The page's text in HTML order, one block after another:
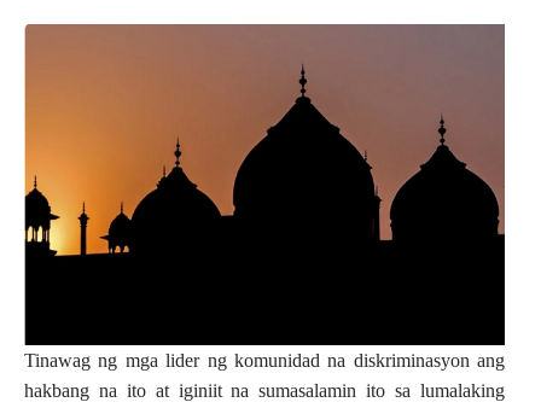
Tinawag ng mga lider ng komunidad na diskriminasyon ang
hakbang na ito at iginiit na sumasalamin ito sa lumalaking